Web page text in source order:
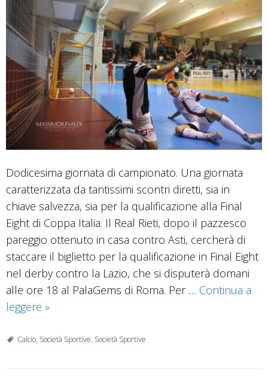
Dodicesima giornata di campionato. Una giornata
caratterizzata da tantissimi scontri diretti, sia in
chiave salvezza, sia per la qualificazione alla Final
Eight di Coppa Italia. Il Real Rieti, dopo il pazzesco
pareggio ottenuto in casa contro Asti, cercherà di
staccare il biglietto per la qualificazione in Final Eight
nel derby contro la Lazio, che si disputerà domani
alle ore 18 al PalaGems di Roma. Per … Continua a
leggere Real
terzo
»
Calcio, Società Sportive, Società Sportive